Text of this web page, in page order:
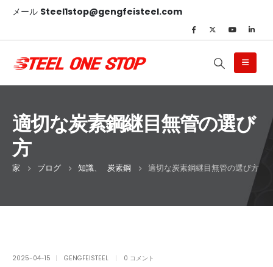
メール Steel1stop@gengfeisteel.com
適切な炭素鋼継目無管の選び
方
家 ブログ 知識、 炭素鋼 適切な炭素鋼継目無管の選び方
2025-04-15 GENGFEISTEEL 0 コメント